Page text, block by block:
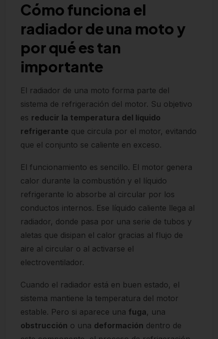
Cómo funciona el
radiador de una moto y
por qué es tan
importante
El radiador de una moto forma parte del
sistema de refrigeración del motor. Su objetivo
es reducir la temperatura del líquido
refrigerante que circula por el motor, evitando
que el conjunto se caliente en exceso.
El funcionamiento es sencillo. El motor genera
calor durante la combustión y el líquido
refrigerante lo absorbe al circular por los
conductos internos. Ese líquido caliente llega al
radiador, donde pasa por una serie de tubos y
aletas que disipan el calor gracias al flujo de
aire al circular o al activarse el
electroventilador.
Cuando el radiador está en buen estado, el
sistema mantiene la temperatura del motor
estable. Pero si aparece una fuga, una
obstrucción o una deformación dentro de